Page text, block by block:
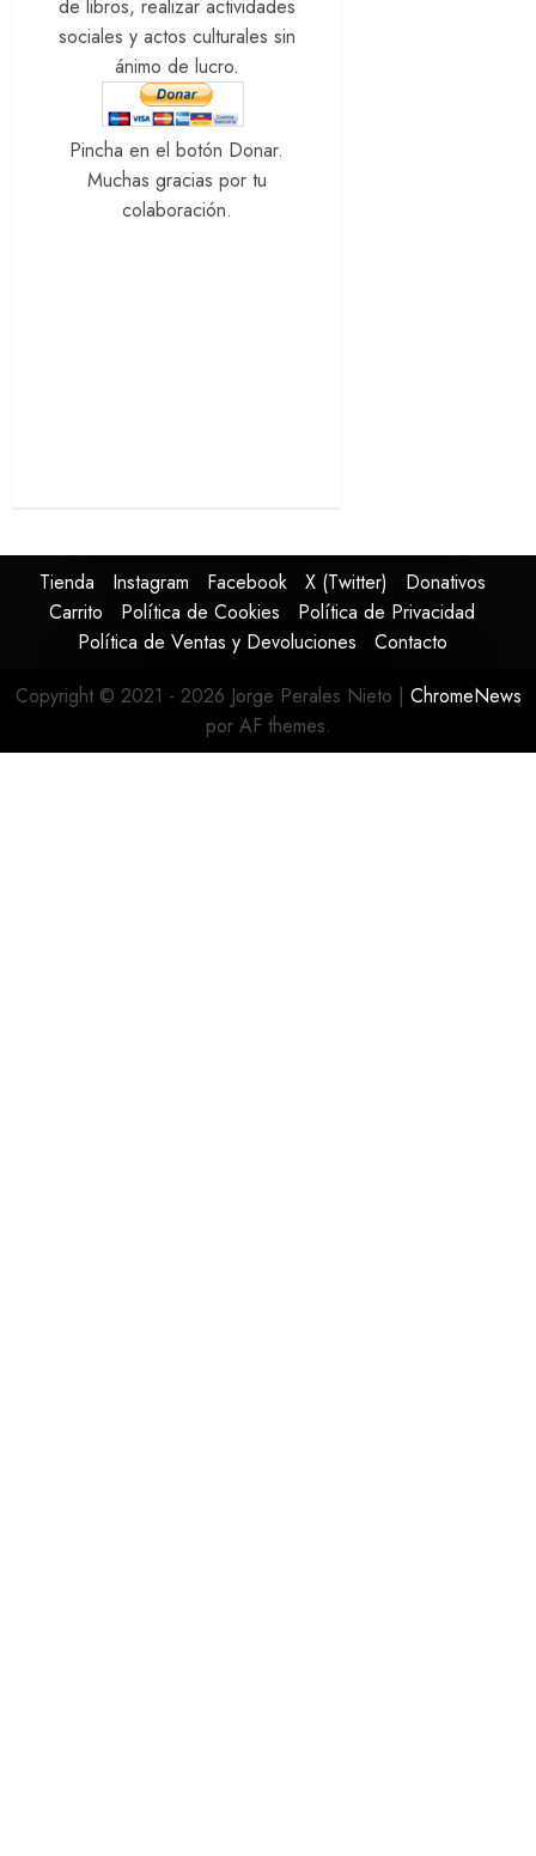
de libros, realizar actividades
sociales y actos culturales sin
ánimo de lucro.
Pincha en el botón Donar.
Muchas gracias por tu
colaboración.
Tienda Instagram Facebook X (Twitter)
Donativos
Carrito
Política de Cookies
Política de Privacidad
Política de Ventas y Devoluciones
Contacto
Copyright © 2021 - 2026 Jorge Perales Nieto | ChromeNews
por AF themes.